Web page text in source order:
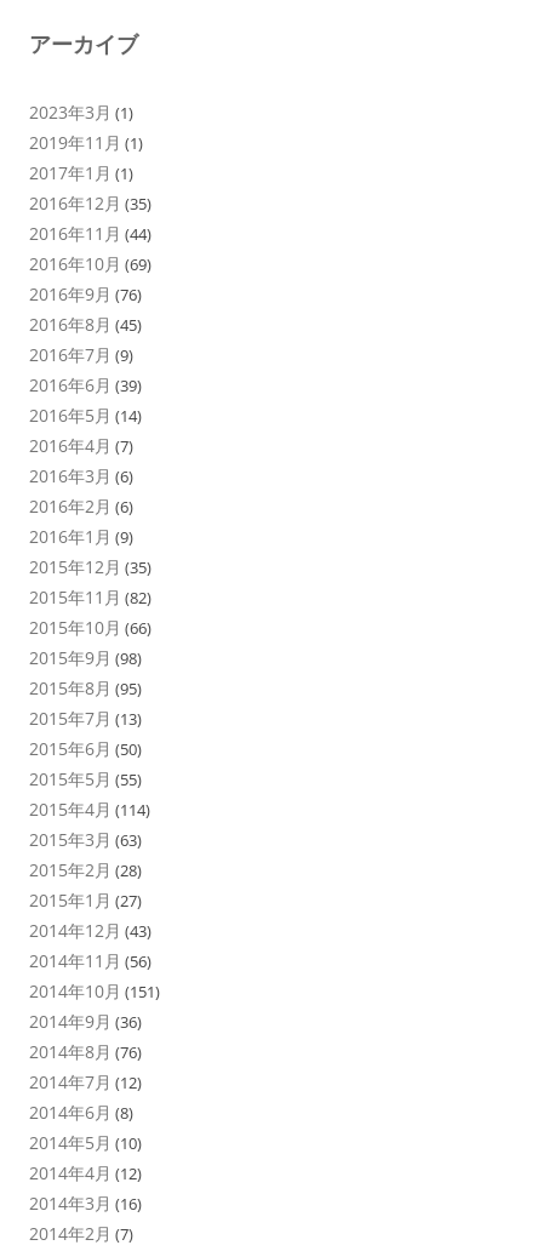
アーカイブ
2023年3月 (1)
2019年11月 (1)
2017年1月 (1)
2016年12月 (35)
2016年11月 (44)
2016年10月 (69)
2016年9月 (76)
2016年8月 (45)
2016年7月 (9)
2016年6月 (39)
2016年5月 (14)
2016年4月 (7)
2016年3月 (6)
2016年2月 (6)
2016年1月 (9)
2015年12月 (35)
2015年11月 (82)
2015年10月 (66)
2015年9月 (98)
2015年8月 (95)
2015年7月 (13)
2015年6月 (50)
2015年5月 (55)
2015年4月 (114)
2015年3月 (63)
2015年2月 (28)
2015年1月 (27)
2014年12月 (43)
2014年11月 (56)
2014年10月 (151)
2014年9月 (36)
2014年8月 (76)
2014年7月 (12)
2014年6月 (8)
2014年5月 (10)
2014年4月 (12)
2014年3月 (16)
2014年2月 (7)